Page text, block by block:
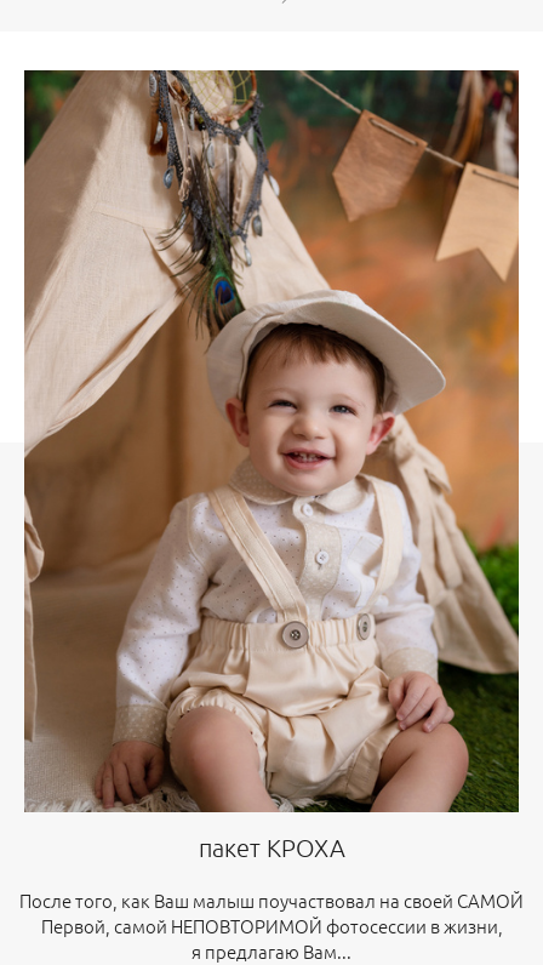
пакет КРОХА
После того, как Ваш малыш поучаствовал на своей САМОЙ
Первой, самой НЕПОВТОРИМОЙ фотосессии в жизни,
я предлагаю Вам...